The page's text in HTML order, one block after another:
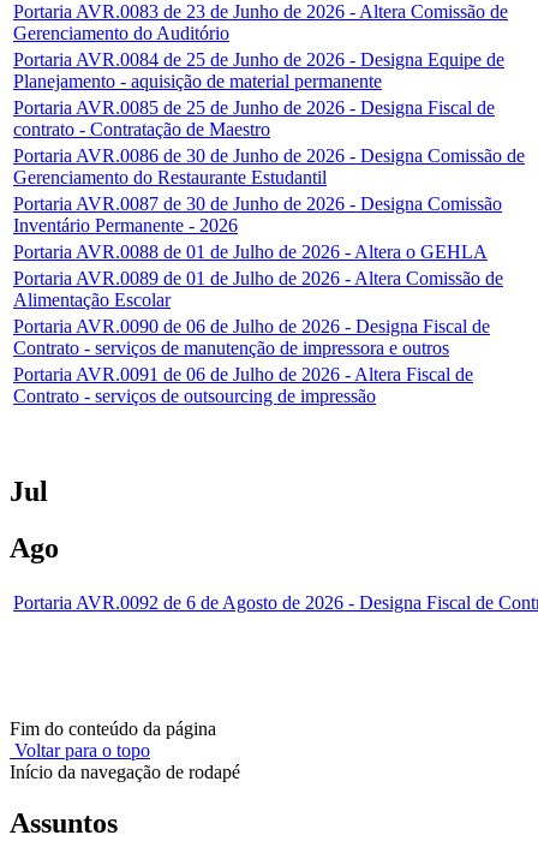
Portaria AVR.0083 de 23 de Junho de 2026 - Altera Comissão de
Gerenciamento do Auditório
Portaria AVR.0084 de 25 de Junho de 2026 - Designa Equipe de
Planejamento - aquisição de material permanente
Portaria AVR.0085 de 25 de Junho de 2026 - Designa Fiscal de
contrato - Contratação de Maestro
Portaria AVR.0086 de 30 de Junho de 2026 - Designa Comissão de
Gerenciamento do Restaurante Estudantil
Portaria AVR.0087 de 30 de Junho de 2026 - Designa Comissão
Inventário Permanente - 2026
Portaria AVR.0088 de 01 de Julho de 2026 - Altera o GEHLA
Portaria AVR.0089 de 01 de Julho de 2026 - Altera Comissão de
Alimentação Escolar
Portaria AVR.0090 de 06 de Julho de 2026 - Designa Fiscal de
Contrato - serviços de manutenção de impressora e outros
Portaria AVR.0091 de 06 de Julho de 2026 - Altera Fiscal de
Contrato - serviços de outsourcing de impressão
Jul
Ago
Portaria AVR.0092 de 6 de Agosto de 2026 - Designa Fiscal de
Fim do conteúdo da página
Voltar para o topo
Início da navegação de rodapé
Assuntos